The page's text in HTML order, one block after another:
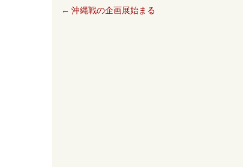
← 沖縄戦の企画展始まる